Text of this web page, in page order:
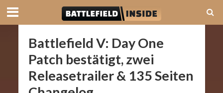
Battlefield V: Day One
Patch bestätigt, zwei
Releasetrailer & 135 Seiten